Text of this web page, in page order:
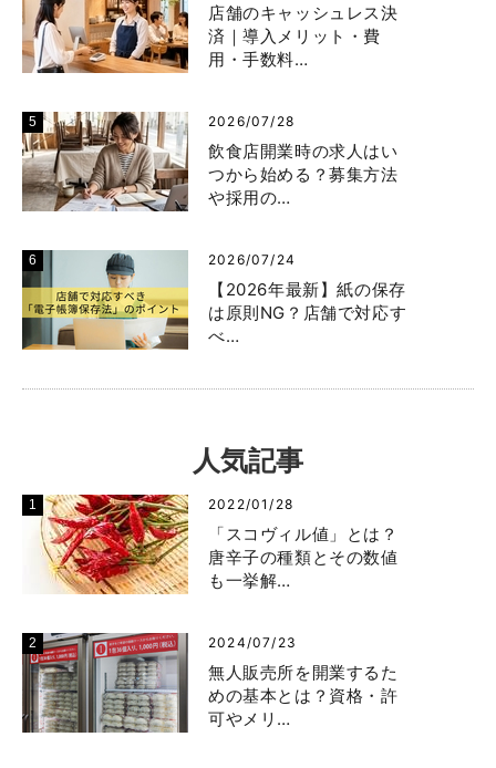
店舗のキャッシュレス決
済｜導入メリット・費
用・手数料…
2026/07/28
飲食店開業時の求人はい
つから始める？募集方法
や採用の…
2026/07/24
【2026年最新】紙の保存
は原則NG？店舗で対応す
べ…
人気記事
2022/01/28
「スコヴィル値」とは？
唐辛子の種類とその数値
も一挙解…
2024/07/23
無人販売所を開業するた
めの基本とは？資格・許
可やメリ…